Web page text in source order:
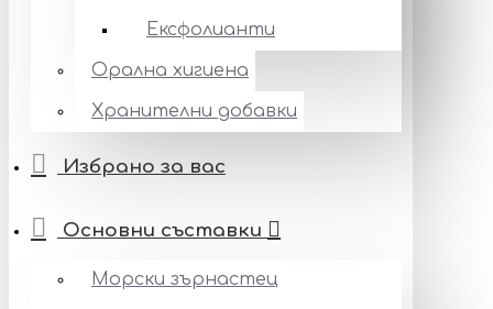
Ексфолианти
Орална хигиена
Хранителни добавки
Избрано за вас
Основни съставки
Морски зърнастец